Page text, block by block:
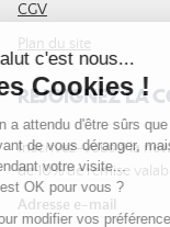
CGV
Plan du site
REJOIGNEZ LA
Inscrivez-vous à la
de 10% de remise
Adresse e-mail